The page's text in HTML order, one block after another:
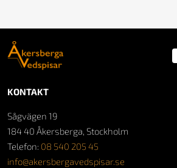
KONTAKT
Sågvägen 19
184 40 Åkersberga, Stockholm
Telefon: 08 540 205 45
info@akersbergavedspisar.se